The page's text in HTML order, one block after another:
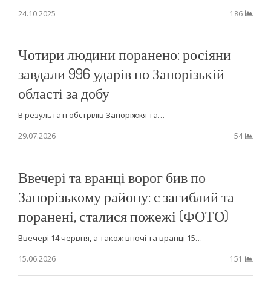
24.10.2025
186
Чотири людини поранено: росіяни
завдали 996 ударів по Запорізькій
області за добу
В результаті обстрілів Запоріжжя та…
29.07.2026
54
Ввечері та вранці ворог бив по
Запорізькому району: є загиблий та
поранені, сталися пожежі (ФОТО)
Ввечері 14 червня, а також вночі та вранці 15…
15.06.2026
151